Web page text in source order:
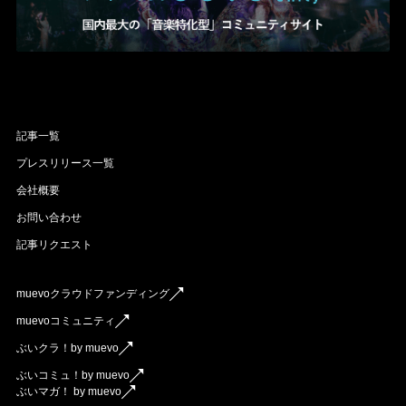
記事一覧
プレスリリース一覧
会社概要
お問い合わせ
記事リクエスト
muevoクラウドファンディング
muevoコミュニティ
ぶいクラ！by muevo
ぶいコミュ！by muevo
ぶいマガ！ by muevo